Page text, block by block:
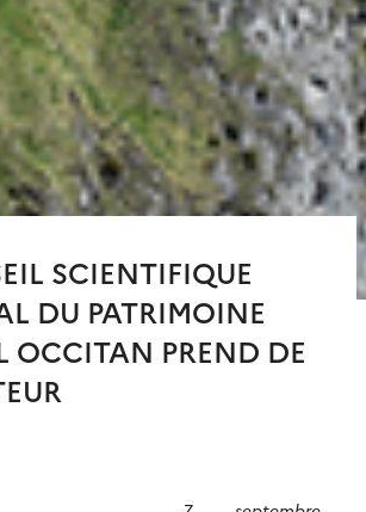
SCIENTIFIQUE
DU PATRIMOINE
OCCITAN PREND DE